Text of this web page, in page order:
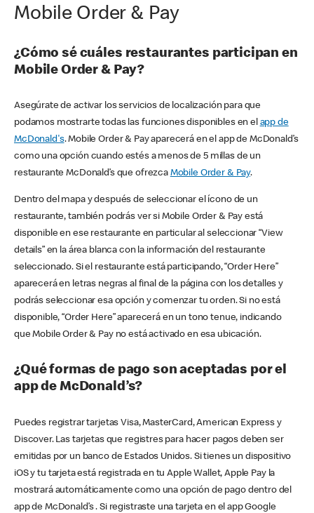
Mobile Order & Pay
¿Cómo sé cuáles restaurantes participan en
Mobile Order & Pay?
Asegúrate de activar los servicios de localización para que
podamos mostrarte todas las funciones disponibles en el app de
McDonald's. Mobile Order & Pay aparecerá en el app de McDonald’s
como una opción cuando estés a menos de 5 millas de un
restaurante McDonald’s que ofrezca Mobile Order & Pay.
Dentro del mapa y después de seleccionar el ícono de un
restaurante, también podrás ver si Mobile Order & Pay está
disponible en ese restaurante en particular al seleccionar “View
details” en la área blanca con la información del restaurante
seleccionado. Si el restaurante está participando, “Order Here”
aparecerá en letras negras al final de la página con los detalles y
podrás seleccionar esa opción y comenzar tu orden. Si no está
disponible, “Order Here” aparecerá en un tono tenue, indicando
que Mobile Order & Pay no está activado en esa ubicación.
¿Qué formas de pago son aceptadas por el
app de McDonald’s?
Puedes registrar tarjetas Visa, MasterCard, American Express y
Discover. Las tarjetas que registres para hacer pagos deben ser
emitidas por un banco de Estados Unidos. Si tienes un dispositivo
iOS y tu tarjeta está registrada en tu Apple Wallet, Apple Pay la
mostrará automáticamente como una opción de pago dentro del
app de McDonald’s . Si registraste una tarjeta en el app Google